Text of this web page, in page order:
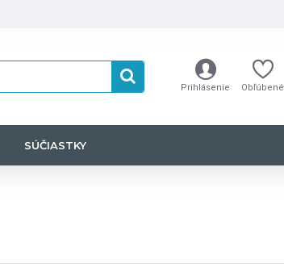
Prihlásenie Obľúbené
SÚČIASTKY